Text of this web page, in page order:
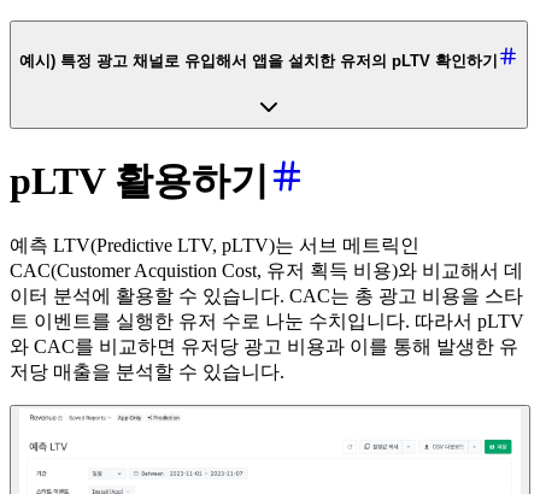
예시) 특정 광고 채널로 유입해서 앱을 설치한 유저의 pLTV 확인하기
pLTV 활용하기
예측 LTV(Predictive LTV, pLTV)는 서브 메트릭인
CAC(Customer Acquistion Cost, 유저 획득 비용)와 비교해서 데
이터 분석에 활용할 수 있습니다. CAC는 총 광고 비용을 스타
트 이벤트를 실행한 유저 수로 나눈 수치입니다. 따라서 pLTV
와 CAC를 비교하면 유저당 광고 비용과 이를 통해 발생한 유
저당 매출을 분석할 수 있습니다.